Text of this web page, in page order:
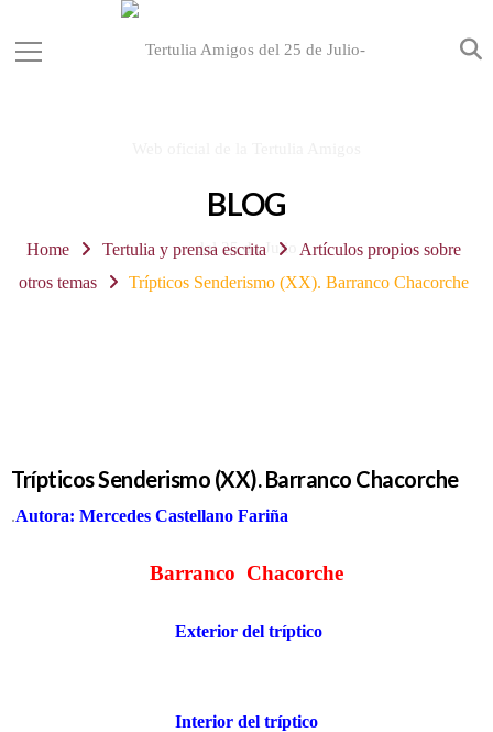
BLOG
Home Tertulia y prensa escrita
Artículos propios sobre
otros temas
Trípticos Senderismo (XX). Barranco Chacorche
Trípticos Senderismo (XX). Barranco Chacorche
.Autora: Mercedes Castellano Fariña
Barranco Chacorche
Exterior del tríptico
Interior del tríptico